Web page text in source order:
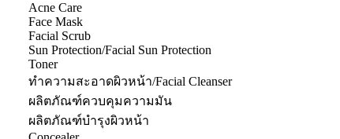
Acne Care
Face Mask
Facial Scrub
Sun Protection/Facial Sun Protection
Toner
ทำความสะอาดผิวหน้า/Facial Cleanser
ผลิตภัณฑ์ควบคุมความมัน
ผลิตภัณฑ์บำรุงผิวหน้า